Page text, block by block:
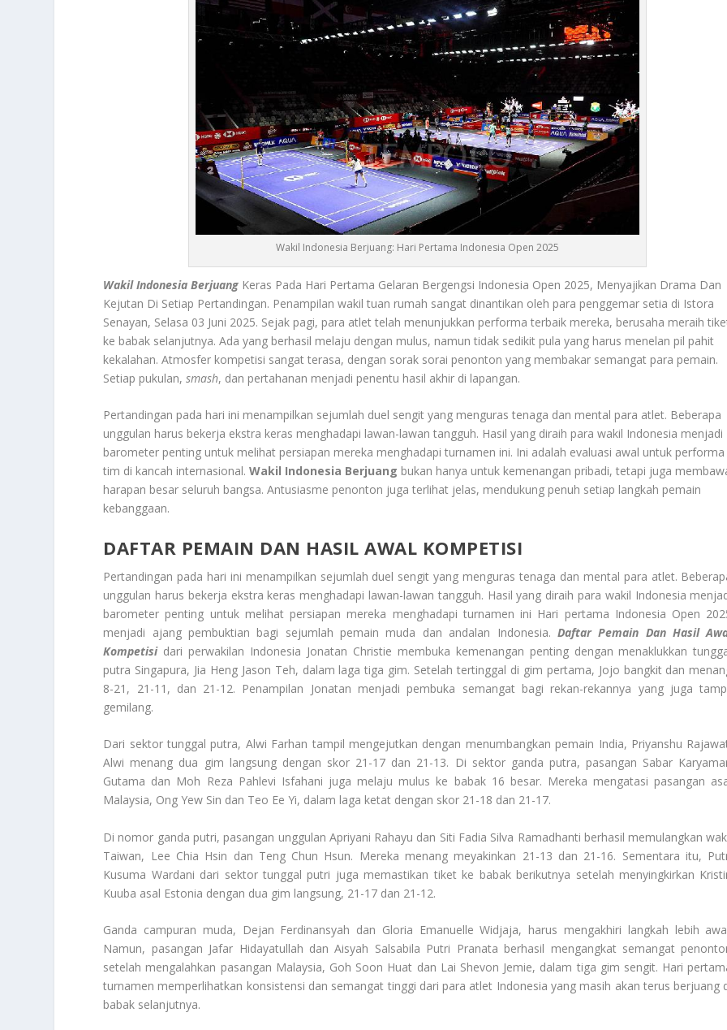
Wakil Indonesia Berjuang: Hari Pertama Indonesia Open 2025
Wakil Indonesia Berjuang Keras Pada Hari Pertama Gelaran Bergengsi Indonesia Open 2025, Menyajikan Drama Dan
Kejutan Di Setiap Pertandingan. Penampilan wakil tuan rumah sangat dinantikan oleh para penggemar setia di Istora
Senayan, Selasa 03 Juni 2025. Sejak pagi, para atlet telah menunjukkan performa terbaik mereka, berusaha meraih
ke babak selanjutnya. Ada yang berhasil melaju dengan mulus, namun tidak sedikit pula yang harus menelan pil pahit
kekalahan. Atmosfer kompetisi sangat terasa, dengan sorak sorai penonton yang membakar semangat para pemain.
Setiap pukulan,smash, dan pertahanan menjadi penentu hasil akhir di lapangan.
Pertandingan pada hari ini menampilkan sejumlah duel sengit yang menguras tenaga dan mental para atlet. Beberapa
unggulan harus bekerja ekstra keras menghadapi lawan-lawan tangguh. Hasil yang diraih para wakil Indonesia menjadi
barometer penting untuk melihat persiapan mereka menghadapi turnamen ini. Ini adalah evaluasi awal untuk performa
tim di kancah internasional.Wakil Indonesia Berjuang bukan hanya untuk kemenangan pribadi, tetapi juga
harapan besar seluruh bangsa. Antusiasme penonton juga terlihat jelas, mendukung penuh setiap langkah pemain
kebanggaan.
DAFTAR PEMAIN DAN HASIL AWAL KOMPETISI
Pertandingan pada hari ini menampilkan sejumlah duel sengit yang menguras tenaga dan mental para atlet.
unggulan harus bekerja ekstra keras menghadapi lawan-lawan tangguh. Hasil yang diraih para wakil Indonesia
barometer penting untuk melihat persiapan mereka menghadapi turnamen ini Hari pertama Indonesia Open
menjadi ajang pembuktian bagi sejumlah pemain muda dan andalan Indonesia. Daftar Pemain Dan Hasil
Kompetisi dari perwakilan Indonesia Jonatan Christie membuka kemenangan penting dengan menaklukkan
putra Singapura, Jia Heng Jason Teh, dalam laga tiga gim. Setelah tertinggal di gim pertama, Jojo bangkit dan
8-21, 21-11, dan 21-12. Penampilan Jonatan menjadi pembuka semangat bagi rekan-rekannya yang juga
gemilang.
Dari sektor tunggal putra, Alwi Farhan tampil mengejutkan dengan menumbangkan pemain India, Priyanshu
Alwi menang dua gim langsung dengan skor 21-17 dan 21-13. Di sektor ganda putra, pasangan Sabar
Gutama dan Moh Reza Pahlevi Isfahani juga melaju mulus ke babak 16 besar. Mereka mengatasi pasangan
Malaysia, Ong Yew Sin dan Teo Ee Yi, dalam laga ketat dengan skor 21-18 dan 21-17.
Di nomor ganda putri, pasangan unggulan Apriyani Rahayu dan Siti Fadia Silva Ramadhanti berhasil memulangkan
Taiwan, Lee Chia Hsin dan Teng Chun Hsun. Mereka menang meyakinkan 21-13 dan 21-16. Sementara itu,
Kusuma Wardani dari sektor tunggal putri juga memastikan tiket ke babak berikutnya setelah menyingkirkan
Kuuba asal Estonia dengan dua gim langsung, 21-17 dan 21-12.
Ganda campuran muda, Dejan Ferdinansyah dan Gloria Emanuelle Widjaja, harus mengakhiri langkah lebih
Namun, pasangan Jafar Hidayatullah dan Aisyah Salsabila Putri Pranata berhasil mengangkat semangat
setelah mengalahkan pasangan Malaysia, Goh Soon Huat dan Lai Shevon Jemie, dalam tiga gim sengit. Hari
turnamen memperlihatkan konsistensi dan semangat tinggi dari para atlet Indonesia yang masih akan terus berjuang
babak selanjutnya.